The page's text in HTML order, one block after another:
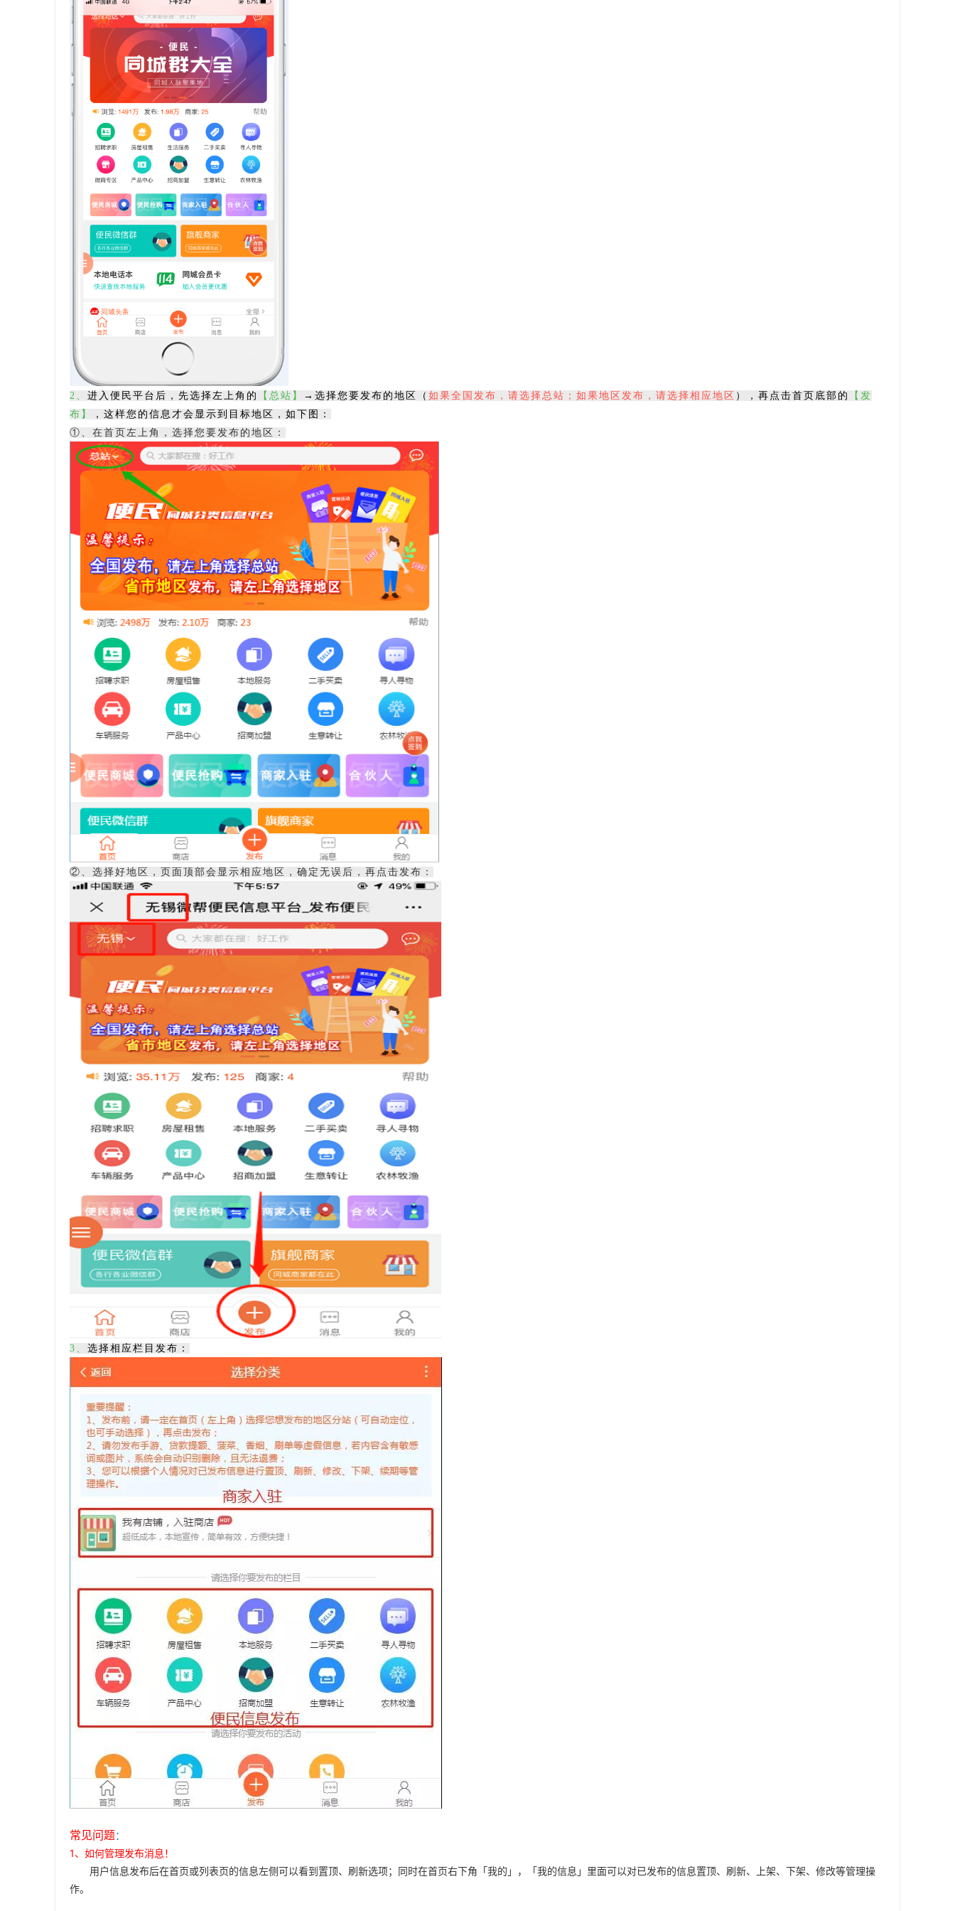
2 、 进入便民平台后，先选择左上角的 【总站】 →选择您要发布的地区（ 如果全国发布，请选择总站；如果地区发布，请选择相应地区 ），再点击首页底部的
【发
布】
，这样您的信息才会显示到目标地区，如下图：
①、在首页左上角，选择您要发布的地区：
②、选择好地区，页面顶部会显示相应地区，确定无误后，再点击发布：
3、 选择相应栏目发布：
常见问题：
1、如何管理发布消息！
用户信息发布后在首页或列表页的信息左侧可以看到置顶、刷新选项；同时在首页右下角「我的」，「我的信息」里面可以对已发布的信息置顶、刷新、上架、下架、修改等管理操
作。